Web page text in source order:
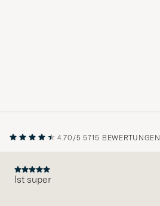
4.70/5 5715 BEWERTUNGEN
Ist super